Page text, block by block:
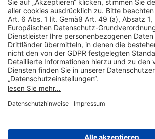
Hilfreiche Links
Online einkaufen & buchen
Über uns